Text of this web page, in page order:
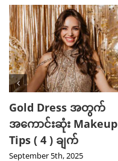
Gold Dress အတွက်
အကောင်းဆုံး Makeup
Tips ( 4 ) ချက်
September 5th, 2025